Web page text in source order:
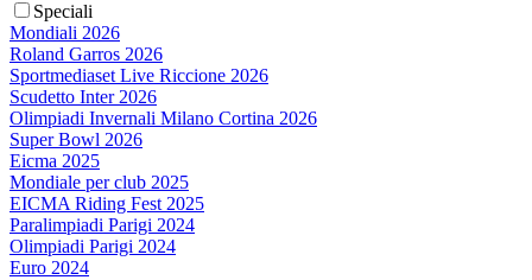
Speciali
Mondiali 2026
Roland Garros 2026
Sportmediaset Live Riccione 2026
Scudetto Inter 2026
Olimpiadi Invernali Milano Cortina 2026
Super Bowl 2026
Eicma 2025
Mondiale per club 2025
EICMA Riding Fest 2025
Paralimpiadi Parigi 2024
Olimpiadi Parigi 2024
Euro 2024